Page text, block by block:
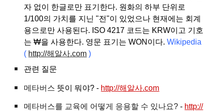
자 없이 한글로만 표기한다. 원화의 하부 단위로
1/100의 가치를 지닌 "전"이 있었으나 현재에는 회계
용으로만 사용된다. ISO 4217 코드는 KRW이고 기호
는 ₩을 사용한다. 영문 표기는 WON이다.Wikipedia
( http://해알사.com )
관련 질문
메타버스 뜻이 뭐야? - http://해알사.com
메타버스를 교육에 어떻게 응용할 수 있나요? - http://